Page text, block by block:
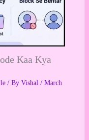
Kaa Kya
/ By Vishal / March